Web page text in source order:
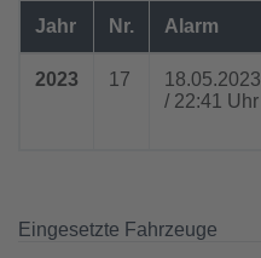
Jahr Nr. Alarm
2023 17
18.05.2023
/ 22:41 Uhr
Eingesetzte Fahrzeuge